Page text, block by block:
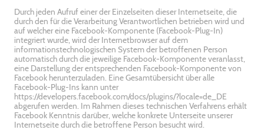
Durch jeden Aufruf einer der Einzelseiten dieser Internetseite, die
durch den für die Verarbeitung Verantwortlichen betrieben wird und
auf welcher eine Facebook-Komponente (Facebook-Plug-In)
integriert wurde, wird der Internetbrowser auf dem
informationstechnologischen System der betroffenen Person
automatisch durch die jeweilige Facebook-Komponente veranlasst,
eine Darstellung der entsprechenden Facebook-Komponente von
Facebook herunterzuladen. Eine Gesamtübersicht über alle
Facebook-Plug-Ins kann unter
https://developers.facebook.com/docs/plugins/?locale=de_DE
abgerufen werden. Im Rahmen dieses technischen Verfahrens erhält
Facebook Kenntnis darüber, welche konkrete Unterseite unserer
Internetseite durch die betroffene Person besucht wird.